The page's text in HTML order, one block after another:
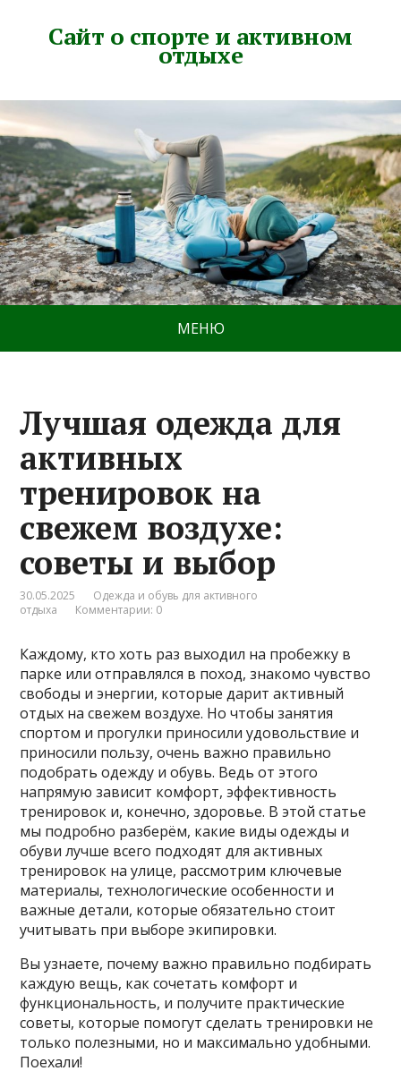
Сайт о спорте и активном
отдыхе
МЕНЮ
Лучшая одежда для
активных
тренировок на
свежем воздухе:
советы и выбор
30.05.2025
Одежда и обувь для активного
отдыха
Комментарии: 0
Каждому, кто хоть раз выходил на пробежку в
парке или отправлялся в поход, знакомо чувство
свободы и энергии, которые дарит активный
отдых на свежем воздухе. Но чтобы занятия
спортом и прогулки приносили удовольствие и
приносили пользу, очень важно правильно
подобрать одежду и обувь. Ведь от этого
напрямую зависит комфорт, эффективность
тренировок и, конечно, здоровье. В этой статье
мы подробно разберём, какие виды одежды и
обуви лучше всего подходят для активных
тренировок на улице, рассмотрим ключевые
материалы, технологические особенности и
важные детали, которые обязательно стоит
учитывать при выборе экипировки.
Вы узнаете, почему важно правильно подбирать
каждую вещь, как сочетать комфорт и
функциональность, и получите практические
советы, которые помогут сделать тренировки не
только полезными, но и максимально удобными.
Поехали!